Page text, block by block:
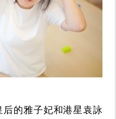
的雅子妃和港星袁詠